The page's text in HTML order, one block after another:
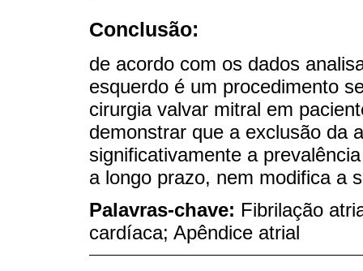
Conclusão:
de acordo com os dados
esquerdo é um procedimento
cirurgia valvar mitral em
demonstrar que a exclusão da
significativamente a
a longo prazo, nem modifica a
Palavras-chave: Fibrilação
cardíaca; Apêndice atrial